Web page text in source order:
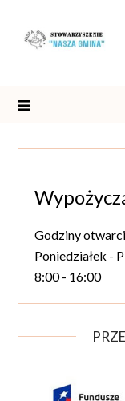
content
Godziny
Poniedziałek -
8:00 - 16:00